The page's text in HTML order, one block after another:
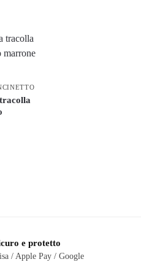
e protetto
/ Apple Pay / Google